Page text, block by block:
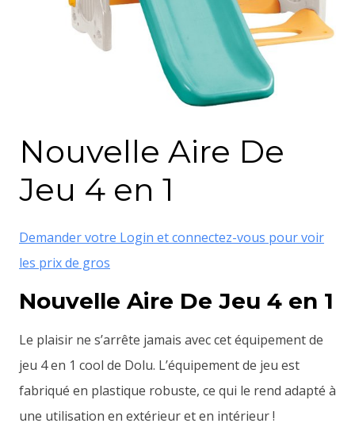
Nouvelle Aire De
Jeu 4 en 1
Demander votre Login et connectez-vous pour voir
les prix de gros
Nouvelle Aire De Jeu 4 en 1
Le plaisir ne s’arrête jamais avec cet équipement de
jeu 4 en 1 cool de Dolu. L’équipement de jeu est
fabriqué en plastique robuste, ce qui le rend adapté à
une utilisation en extérieur et en intérieur !